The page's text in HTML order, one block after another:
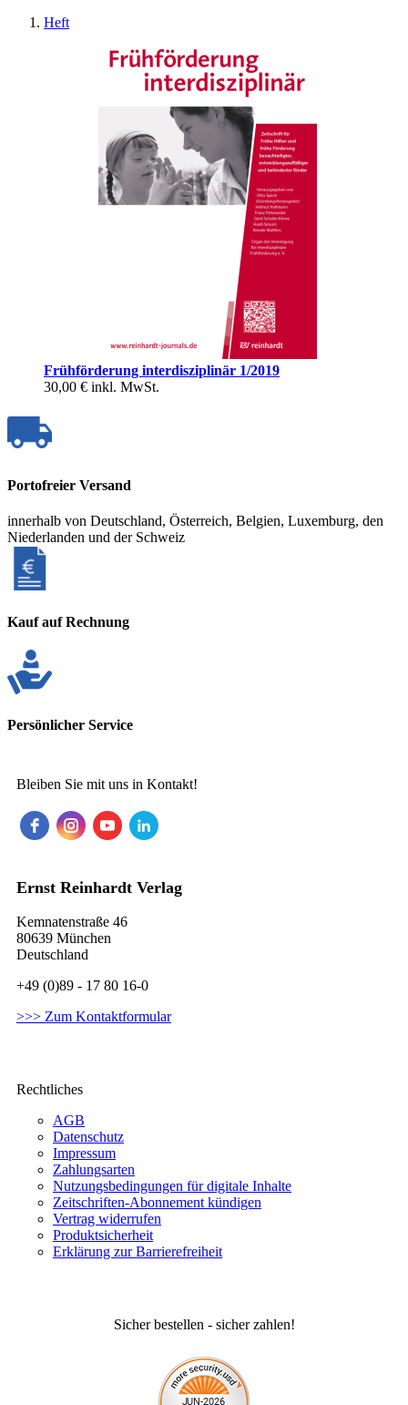
Heft
Frühförderung interdisziplinär 1/2019
30,00 € inkl. MwSt.
Portofreier Versand
innerhalb von Deutschland, Österreich, Belgien, Luxemburg, den
Niederlanden und der Schweiz
Kauf auf Rechnung
Persönlicher Service
Bleiben Sie mit uns in Kontakt!
Ernst Reinhardt Verlag
Kemnatenstraße 46
80639 München
Deutschland
+49 (0)89 - 17 80 16-0
>>> Zum Kontaktformular
Rechtliches
AGB
Datenschutz
Impressum
Zahlungsarten
Nutzungsbedingungen für digitale Inhalte
Zeitschriften-Abonnement kündigen
Vertrag widerrufen
Produktsicherheit
Erklärung zur Barrierefreiheit
Sicher bestellen - sicher zahlen!